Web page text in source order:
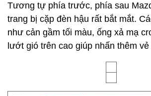
Tương tự phía trước, phía sau
trang bị cặp đèn hậu rất bắt mắt.
như cản gầm tối màu, ống xả mạ
lướt gió trên cao giúp nhấn thêm